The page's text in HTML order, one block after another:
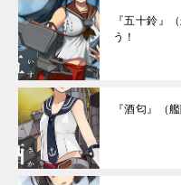
『五十鈴』
う！
『酒匂』（